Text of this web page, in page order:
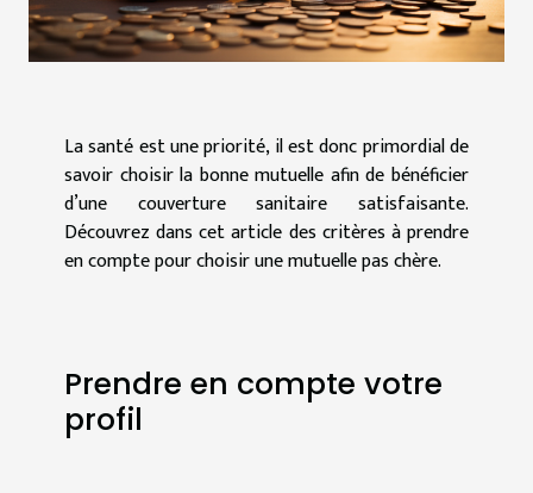
La santé est une priorité, il est donc primordial de
savoir choisir la bonne mutuelle afin de bénéficier
d’une couverture sanitaire satisfaisante.
Découvrez dans cet article des critères à prendre
en compte pour choisir une mutuelle pas chère.
Prendre en compte votre
profil